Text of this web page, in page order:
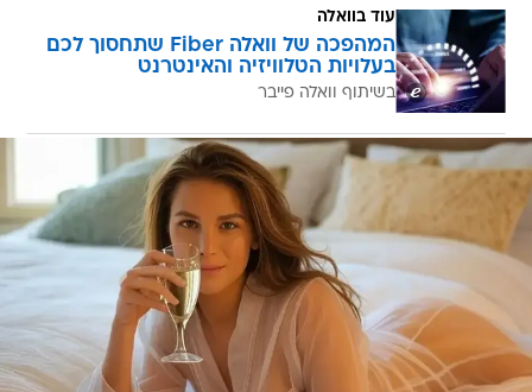
עוד בוואלה
המהפכה של וואלה Fiber שתחסוך לכם
בעלויות הטלוויזיה והאינטרנט
בשיתוף וואלה פייבר